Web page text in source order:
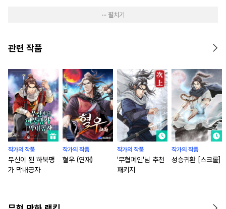
··· 펼치기
관련 작품
작가의 작품
무신이 된 하북팽
가 막내공자
작가의 작품
혈우 (연재)
작가의 작품
'무협폐인'님 추천
패키지
작가의 작품
성승귀환 [스크롤]